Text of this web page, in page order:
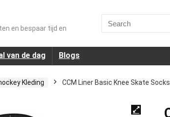
en bespaar tijd en
for:
van de dag Blogs
Kleding CCM Liner Basic Knee Skate Socks